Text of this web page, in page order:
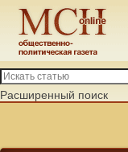
Расширенный поиск